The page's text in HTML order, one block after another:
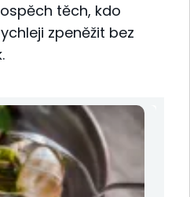
těch, kdo
zpeněžit bez